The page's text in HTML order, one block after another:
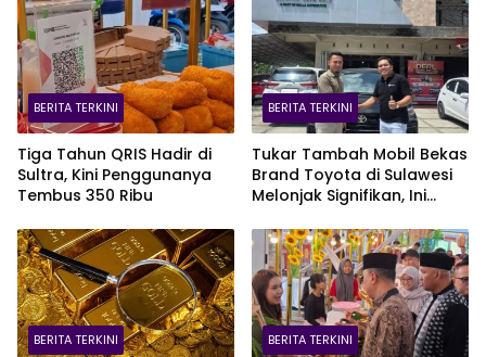
BERITA TERKINI
Tiga Tahun QRIS Hadir di
Sultra, Kini Penggunanya
Tembus 350 Ribu
BERITA TERKINI
Tukar Tambah Mobil Bekas
Brand Toyota di Sulawesi
Melonjak Signifikan, Ini
BERITA TERKINI BERITA TERKINI